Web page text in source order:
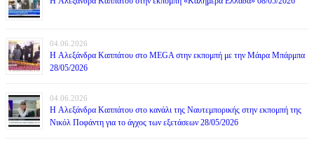
04.06.2026
H Αλεξάνδρα Καππάτου στο MEGA στην εκπομπή με την Μάιρα Mπάρμπα
28/05/2026
04.06.2026
H Αλεξάνδρα Καππάτου στο κανάλι της Ναυτεμπορικής στην εκπομπή της
Νικόλ Ποφάντη για το άγχος των εξετάσεων 28/05/2026